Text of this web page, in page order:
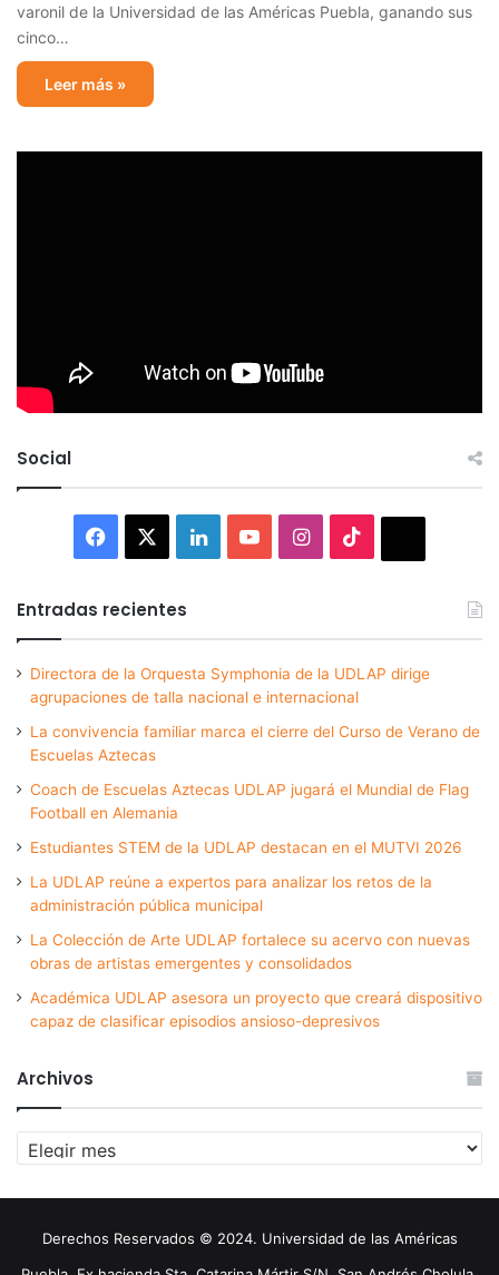
varonil de la Universidad de las Américas Puebla, ganando sus
cinco…
Leer más »
Social
Facebook LinkedInYouTubeInstagram
Entradas recientes
Directora de la Orquesta Symphonia de la UDLAP dirige
agrupaciones de talla nacional e internacional
La convivencia familiar marca el cierre del Curso de Verano de
Escuelas Aztecas
Coach de Escuelas Aztecas UDLAP jugará el Mundial de Flag
Football en Alemania
Estudiantes STEM de la UDLAP destacan en el MUTVI 2026
La UDLAP reúne a expertos para analizar los retos de la
administración pública municipal
La Colección de Arte UDLAP fortalece su acervo con nuevas
obras de artistas emergentes y consolidados
Académica UDLAP asesora un proyecto que creará dispositivo
capaz de clasificar episodios ansioso-depresivos
Archivos
Archivos
Derechos Reservados © 2024. Universidad de las Américas